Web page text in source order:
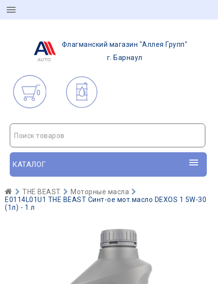
Флагманский магазин "Аллея Групп"
г. Барнаул
0
Поиск товаров
КАТАЛОГ
THE BEAST
Моторные масла
E0114L01U1 THE BEAST Синт-ое мот.масло DEXOS 1 5W-30
(1л) - 1 л